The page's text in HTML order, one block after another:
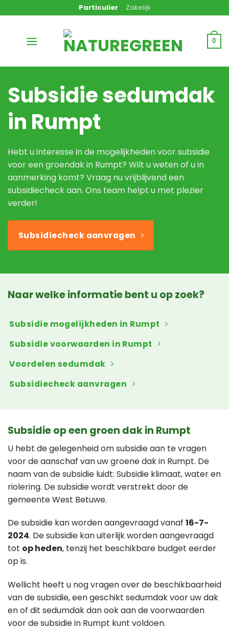
naar
Particulier Zakelijk
0
Subsidie sedumdak
in Rumpt
Hebt u interesse in de mogelijkheden voor subsidie
voor een groendak in Rumpt? Wilt u weten of u in
aanmerking komt? Vraag nu vrijblijvend een
subsidiecheck aan. Ons team helpt u met plezier
verder!
Subsidiecheck aanvragen
Naar welke informatie bent u op zoek?
Subsidie mogelijkheden in Rumpt
Subsidie voorwaarden in Rumpt
Voordelen sedumdak
Subsidiecheck aanvragen
Subsidie op een groen dak in Rumpt
U hebt de gelegenheid om subsidie aan te vragen
voor de aanschaf van uw groene dak in Rumpt. De
naam van de subsidie luidt: Subsidie klimaat, water en
riolering. De subsidie wordt verstrekt door de
gemeente West Betuwe.
De subsidie kan worden aangevraagd vanaf 16-7-
2024. De subsidie kan uiterlijk worden aangevraagd
tot op heden, tenzij het beschikbare budget eerder
op is.
Wellicht heeft u nog vragen over de beschikbaarheid
van de subsidie, een geschikt sedumdak voor uw dak
en of dit sedumdak dan ook aan de voorwaarden
voor de subsidie in Rumpt kunt voldoen.